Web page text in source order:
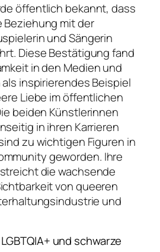
öffentlich bekannt, dass
Beziehung mit der
und Sängerin
Diese Bestätigung fand
in den Medien und
inspirierendes Beispiel
Liebe im öffentlichen
beiden Künstlerinnen
in ihren Karrieren
zu wichtigen Figuren in
geworden. Ihre
die wachsende
von queeren
und
und schwarze